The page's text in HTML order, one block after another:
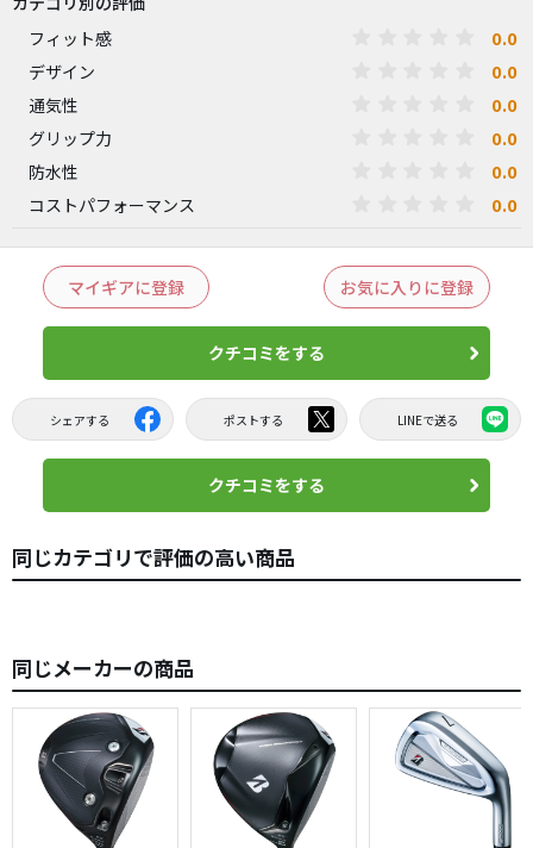
フィット感
0.0
デザイン 0.0
通気性 0.0
グリップ力 0.0
防水性 0.0
コストパフォーマンス 0.0
マイギアに登録 お気に入りに登録
クチコミをする
シェアする ポストする LINEで送る
クチコミをする
同じカテゴリで評価の高い商品
同じメーカーの商品